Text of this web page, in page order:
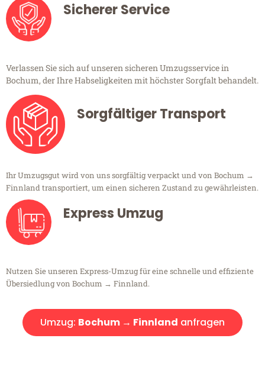
Sicherer Service
Verlassen Sie sich auf unseren sicheren Umzugsservice in
Bochum, der Ihre Habseligkeiten mit höchster Sorgfalt behandelt.
Sorgfältiger Transport
Ihr Umzugsgut wird von uns sorgfältig verpackt und von Bochum →
Finnland transportiert, um einen sicheren Zustand zu gewährleisten.
Express Umzug
Nutzen Sie unseren Express-Umzug für eine schnelle und effiziente
Übersiedlung von Bochum → Finnland.
Umzug: Bochum → Finnland anfragen